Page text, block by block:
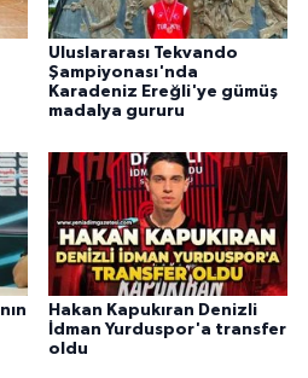
Uluslararası Tekvando
Şampiyonası'nda
Karadeniz Ereğli'ye gümüş
madalya gururu
Hakan Kapukıran Denizli
İdman Yurduspor'a transfer
oldu